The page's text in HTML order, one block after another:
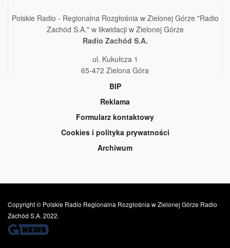
Polskie Radio - Regionalna Rozgłośnia w Zielonej Górze "Radio
Zachód S.A." w likwidacji w Zielonej Górze
Radio Zachód S.A.
ul. Kukułcza 1
65-472 Zielona Góra
BIP
Reklama
Formularz kontaktowy
Cookies i polityka prywatności
Archiwum
Copyright © Polskie Radio Regionalna Rozgłośnia w Zielonej Górze Radio
Zachód S.A. 2022.